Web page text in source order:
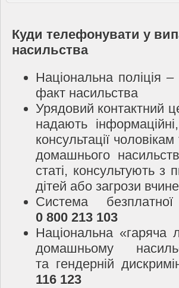
Куди телефонувати у
насильства
Національна поліція –
факт насильства
Урядовий контактний
надають
консультації
домашнього
статі, консультують з
дітей або загрози
Система
0 800 213 103
Національна «гаряча
домашньому
та гендерній
116 123